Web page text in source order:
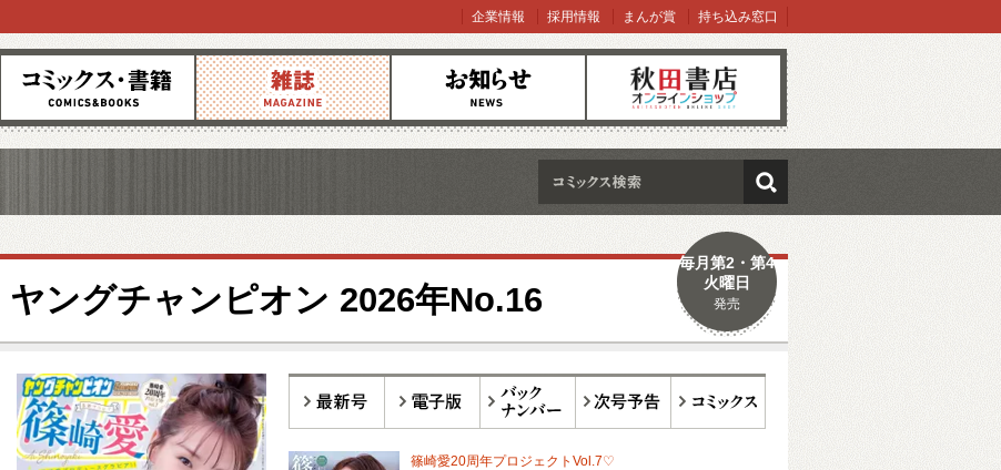
コミックス 雑誌 お知らせ オンラインショップ
企業情報 採用情報 まんが賞 持ち込み窓口
検索
ヤングチャンピオン 2026年No.16
毎月第2・第4
火曜日
発売
篠崎愛20周年プロジェクトVol.7♡